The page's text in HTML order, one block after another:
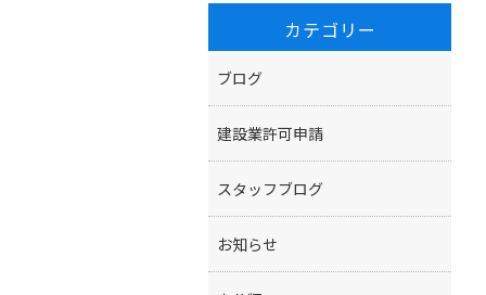
カテゴリー
ブログ
建設業許可申請
スタッフブログ
お知らせ